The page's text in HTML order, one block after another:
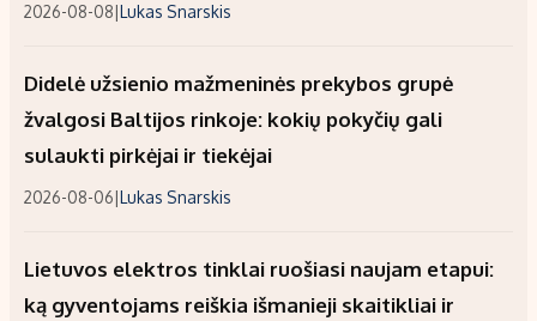
2026-08-08|Lukas Snarskis
Didelė užsienio mažmeninės prekybos grupė
žvalgosi Baltijos rinkoje: kokių pokyčių gali
sulaukti pirkėjai ir tiekėjai
2026-08-06|Lukas Snarskis
Lietuvos elektros tinklai ruošiasi naujam etapui:
ką gyventojams reiškia išmanieji skaitikliai ir